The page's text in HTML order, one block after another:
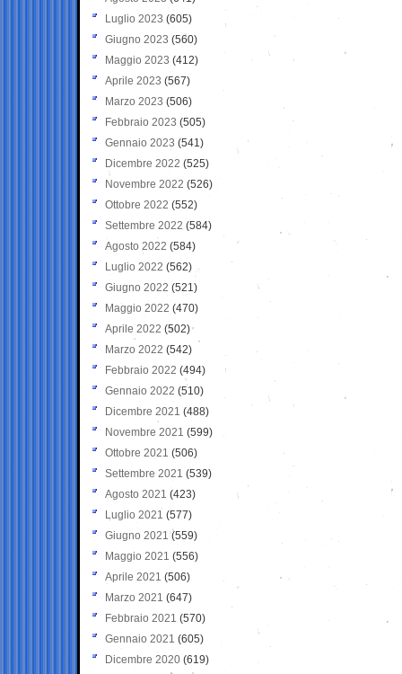
Luglio 2023 (605)
Giugno 2023 (560)
Maggio 2023 (412)
Aprile 2023 (567)
Marzo 2023 (506)
Febbraio 2023 (505)
Gennaio 2023 (541)
Dicembre 2022 (525)
Novembre 2022 (526)
Ottobre 2022 (552)
Settembre 2022 (584)
Agosto 2022 (584)
Luglio 2022 (562)
Giugno 2022 (521)
Maggio 2022 (470)
Aprile 2022 (502)
Marzo 2022 (542)
Febbraio 2022 (494)
Gennaio 2022 (510)
Dicembre 2021 (488)
Novembre 2021 (599)
Ottobre 2021 (506)
Settembre 2021 (539)
Agosto 2021 (423)
Luglio 2021 (577)
Giugno 2021(559)
Maggio 2021 (556)
Aprile 2021 (506)
Marzo 2021 (647)
Febbraio 2021 (570)
Gennaio 2021 (605)
Dicembre 2020 (619)